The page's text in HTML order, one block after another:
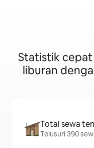
Statistik
liburan
Total sewa
Telusuri 390